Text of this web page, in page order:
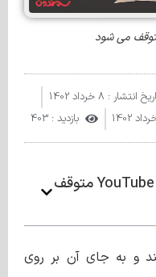
انتشار : 8 خرداد 1402
بازدید : 403
فهرست مطالب داستان های YouTube متوقف
و به جای آن بر روی